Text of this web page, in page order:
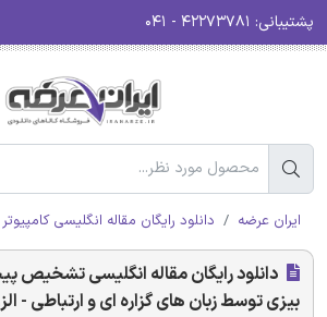
پشتیبانی:
ایران عرضه دانلود رایگان مقاله انگلیسی کامپیوتر
دانلود رایگان مقاله انگلیسی تشخیص
بیزی توسط زبان های گزاره ای و ارتباطی - الزویر